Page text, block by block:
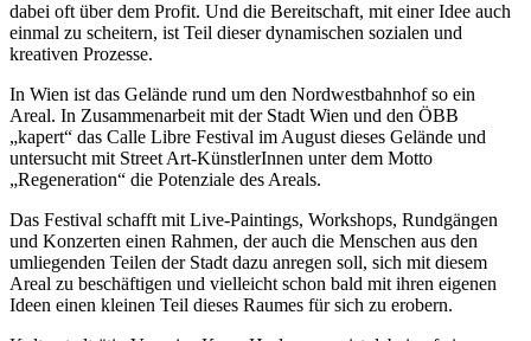
dabei oft über dem Profit. Und die Bereitschaft, mit einer Idee auch
einmal zu scheitern, ist Teil dieser dynamischen sozialen und
kreativen Prozesse.
In Wien ist das Gelände rund um den Nordwestbahnhof so ein
Areal. In Zusammenarbeit mit der Stadt Wien und den ÖBB
„kapert“ das Calle Libre Festival im August dieses Gelände und
untersucht mit Street Art-KünstlerInnen unter dem Motto
„Regeneration“ die Potenziale des Areals.
Das Festival schafft mit Live-Paintings, Workshops, Rundgängen
und Konzerten einen Rahmen, der auch die Menschen aus den
umliegenden Teilen der Stadt dazu anregen soll, sich mit diesem
Areal zu beschäftigen und vielleicht schon bald mit ihren eigenen
Ideen einen kleinen Teil dieses Raumes für sich zu erobern.